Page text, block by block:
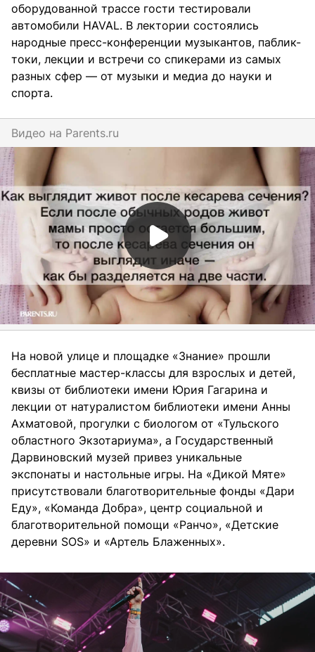
оборудованной трассе гости тестировали
автомобили HAVAL. В лектории состоялись
народные пресс-конференции музыкантов, паблик-
токи, лекции и встречи со спикерами из самых
разных сфер — от музыки и медиа до науки и
спорта.
Видео на parents.ru
На новой улице и площадке «Знание» прошли
бесплатные мастер-классы для взрослых и детей,
квизы от библиотеки имени Юрия Гагарина и
лекции от натуралистом библиотеки имени Анны
Ахматовой, прогулки с биологом от «Тульского
областного Экзотариума», а Государственный
Дарвиновский музей привез уникальные
экспонаты и настольные игры. На «Дикой Мяте»
присутствовали благотворительные фонды «Дари
Еду», «Команда Добра», центр социальной и
благотворительной помощи «Ранчо», «Детские
деревни SOS» и «Артель Блаженных».